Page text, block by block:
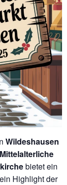
Wildeshausen
bietet ein
Highlight der